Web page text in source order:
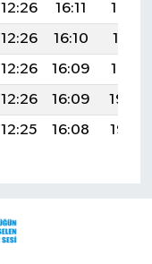
12:26 16:11
19:13
12:26 16:10
19:11
12:26 16:09
19:10
12:26 16:09
19:09
12:25 16:08 19:07